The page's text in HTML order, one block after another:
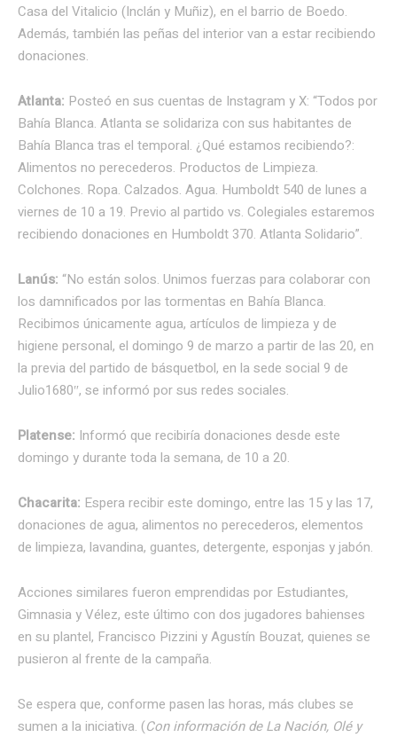
Casa del Vitalicio (Inclán y Muñiz), en el barrio de Boedo.
Además, también las peñas del interior van a estar recibiendo
donaciones.
Atlanta: Posteó en sus cuentas de Instagram y X: “Todos por
Bahía Blanca. Atlanta se solidariza con sus habitantes de
Bahía Blanca tras el temporal. ¿Qué estamos recibiendo?:
Alimentos no perecederos. Productos de Limpieza.
Colchones. Ropa. Calzados. Agua. Humboldt 540 de lunes a
viernes de 10 a 19. Previo al partido vs. Colegiales estaremos
recibiendo donaciones en Humboldt 370. Atlanta Solidario”.
Lanús: “No están solos. Unimos fuerzas para colaborar con
los damnificados por las tormentas en Bahía Blanca.
Recibimos únicamente agua, artículos de limpieza y de
higiene personal, el domingo 9 de marzo a partir de las 20, en
la previa del partido de básquetbol, en la sede social 9 de
Julio1680″, se informó por sus redes sociales.
Platense: Informó que recibiría donaciones desde este
domingo y durante toda la semana, de 10 a 20.
Chacarita: Espera recibir este domingo, entre las 15 y las 17,
donaciones de agua, alimentos no perecederos, elementos
de limpieza, lavandina, guantes, detergente, esponjas y jabón.
Acciones similares fueron emprendidas por Estudiantes,
Gimnasia y Vélez, este último con dos jugadores bahienses
en su plantel, Francisco Pizzini y Agustín Bouzat, quienes se
pusieron al frente de la campaña.
Se espera que, conforme pasen las horas, más clubes se
sumen a la iniciativa. (Con información de La Nación, Olé y